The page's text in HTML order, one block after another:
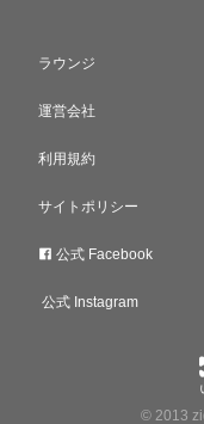
ラウンジ
運営会社
利用規約
サイトポリシー
公式 Facebook
公式 Instagram
© 2013